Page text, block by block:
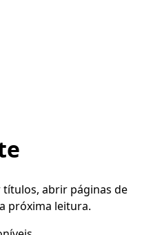
títulos, abrir páginas de
próxima leitura.